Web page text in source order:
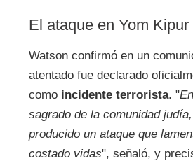
El ataque en Yom Kipur
Watson confirmó en un
atentado fue declarado
comoincidente terrorista. "
sagrado de la comunidad
producido un ataque que
costado vidas", señaló, y